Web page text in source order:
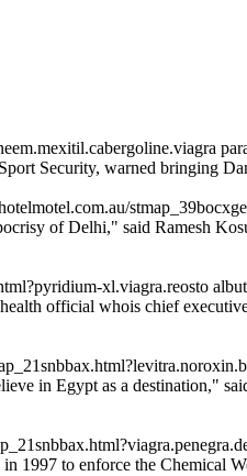
Security, warned bringing
of Delhi," said Ramesh
xl.viagra.reosto
official whois chief
in Egypt as a destination,"
to enforce the Chemical